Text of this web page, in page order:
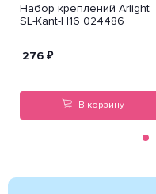
Набор креплений Arlight
SL-Kant-H16 024486
276 ₽
В корзину